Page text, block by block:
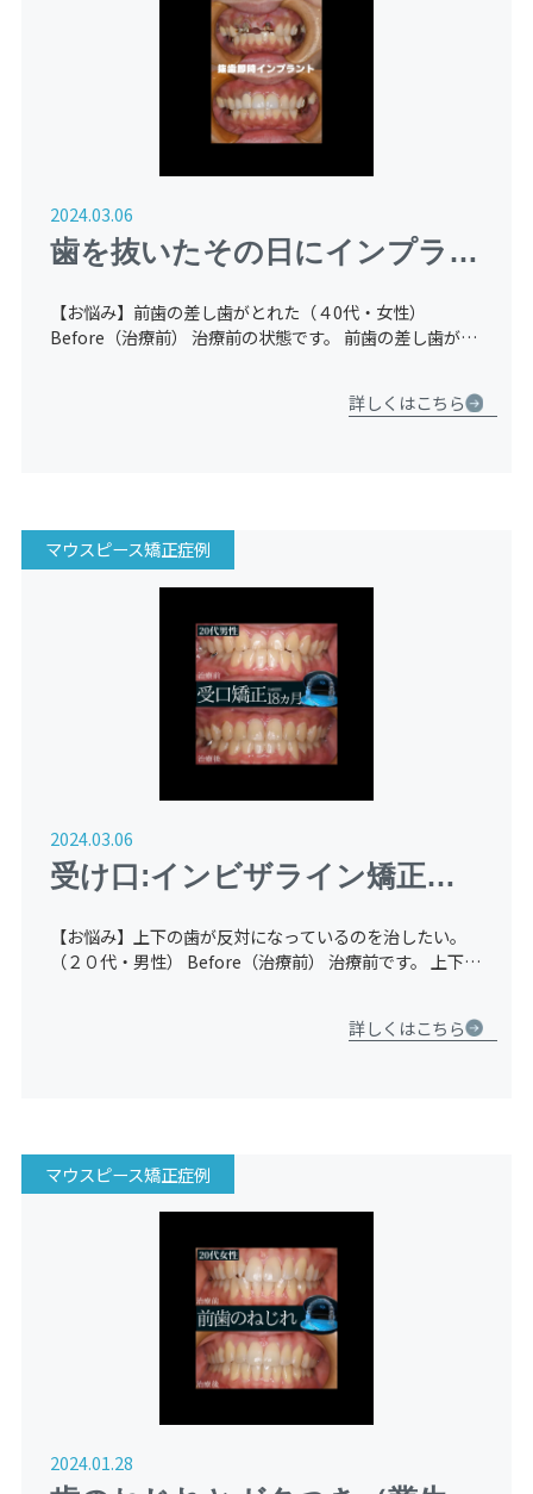
2024.03.06
歯を抜いたその日にインプラン
ト【４０代：女性】
【お悩み】前歯の差し歯がとれた（４0代・女性）
Before（治療前） 治療前の状態です。 前歯の差し歯がと
詳しくはこちら
マウスピース矯正症例
2024.03.06
受け口:インビザライン矯正
【２０代：男性】
【お悩み】上下の歯が反対になっているのを治したい。
（２０代・男性） Before（治療前） 治療前です。 上下の
詳しくはこちら
マウスピース矯正症例
2024.01.28